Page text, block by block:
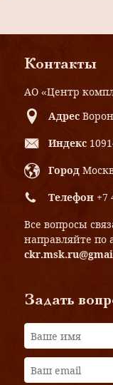
Контакты
АО «Центр
Адрес
Индекс
Город
Телефон +7
Все вопросы
направляйте по
Задать